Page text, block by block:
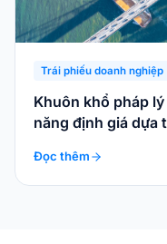
Trái phiếu doanh nghiệp
Khuôn khổ pháp
năng định giá dựa
Đọc thêm